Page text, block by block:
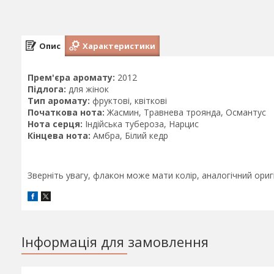
Опис Характеристики
Прем'єра аромату: 2012
Підлога: для жінок
Тип аромату: фруктові, квіткові
Початкова нота: Жасмин, Травнева троянда, Османтус
Нота серця: Індійська тубероза, Нарцис
Кінцева нота: Амбра, Білий кедр
Зверніть увагу, флакон може мати колір, аналогічний
Інформація для замовлення